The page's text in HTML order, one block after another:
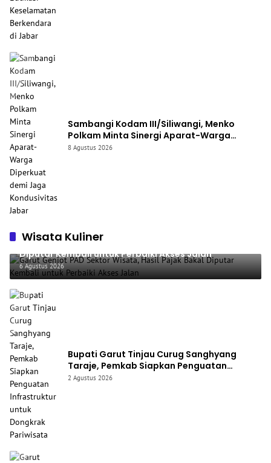
Sambangi Kodam III/Siliwangi, Menko
Polkam Minta Sinergi Aparat-Warga
Diperkuat demi Jaga Kondusivitas Jabar
8 Agustus 2026
Wisata Kuliner
Garut Genjot PAD Sektor Wisata, Hasil Pajak Bakal
Diputar Kembali untuk Perbaiki Akses Jalan
6 Agustus 2026
Bupati Garut Tinjau Curug Sanghyang
Taraje, Pemkab Siapkan Penguatan
Infrastruktur untuk Dongkrak Pariwisata
2 Agustus 2026